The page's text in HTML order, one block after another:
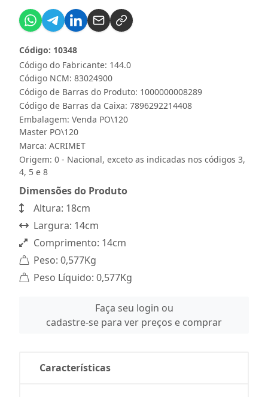
Código do Fabricante: 144.0
Código: 10348
Código NCM: 83024900
Código de Barras do Produto: 1000000008289
Código de Barras da Caixa: 7896292214408
Embalagem: Venda PO\120
Master PO\120
Marca: ACRIMET
Origem: 0 - Nacional, exceto as indicadas nos códigos 3,
4, 5 e 8
Dimensões do Produto
Altura: 18cm
Largura: 14cm
Comprimento: 14cm
Peso: 0,577Kg
Peso Líquido: 0,577Kg
Faça seu login ou
cadastre-se para ver preços e comprar
Características